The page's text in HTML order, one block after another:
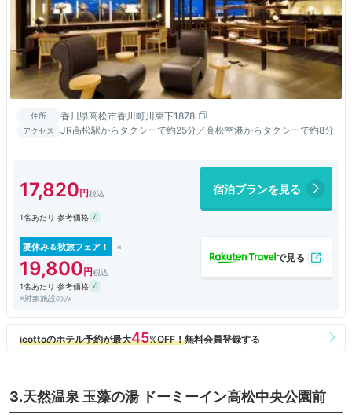
住所 香川県高松市香川町川東下1878
アクセス JR高松駅からタクシーで約25分／高松空港からタクシーで約8分
17,820 宿泊プランを見る
1名あたり 参考価格
夏休み＆秋旅フェア！
19,800
1名あたり 参考価格
※対象施設のみ
3.天然温泉 玉藻の湯 ドーミーイン高松中央公園前